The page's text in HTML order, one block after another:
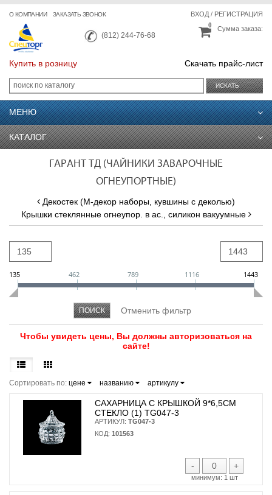
О КОМПАНИИ ЗАКАЗАТЬ ЗВОНОК
(812) 244-76-68
ВХОД/ РЕГИСТРАЦИЯ
Сумма заказа:
0
Купить в розницу Скачать прайс-лист
ИСКАТЬ
МЕНЮ
КАТАЛОГ
ГАРАНТ ТД (ЧАЙНИКИ ЗАВАРОЧНЫЕ
ОГНЕУПОРТНЫЕ)
Декостек (М-декор наборы, кувшины с деколью)
Крышки стеклянные огнеупор. в ас., силикон вакуумные
135 462 789 1116 1443
Чтобы увидеть цены, Вы должны авторизоваться на
сайте!
Сортировать по: цене названию артикулу
САХАРНИЦА С КРЫШКОЙ 9*6,5СМ
СТЕКЛО (1) TG047-3
АРТИКУЛ: TG047-3
КОД: 101563
- +
минимум: 1 шт